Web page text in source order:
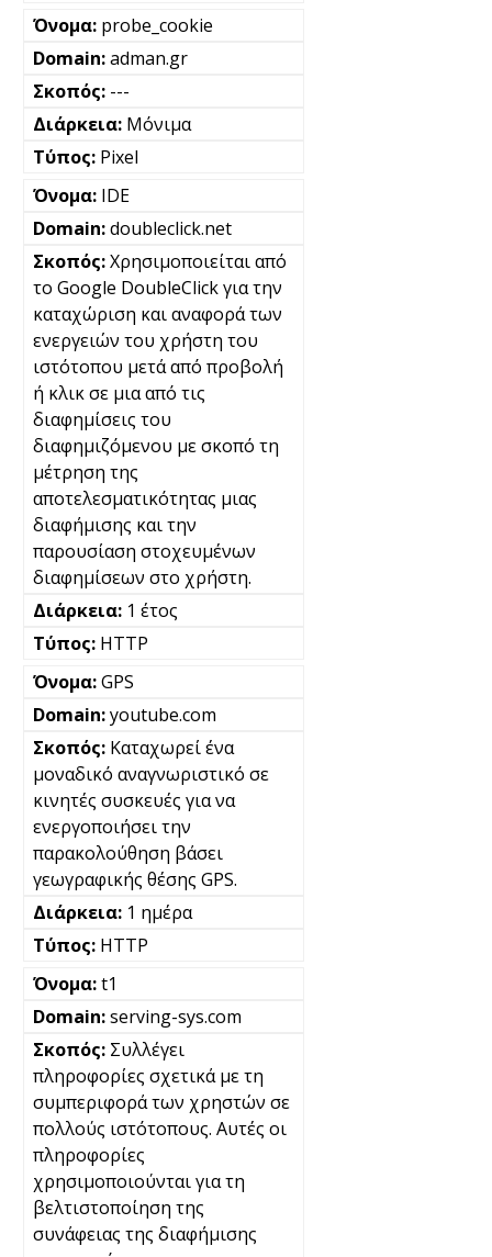
probe_cookie
adman.gr
---
Μόνιμα
Pixel
IDE
doubleclick.net
Χρησιμοποιείται από
το Google DoubleClick για την
καταχώριση και αναφορά των
ενεργειών του χρήστη του
ιστότοπου μετά από προβολή
ή κλικ σε μια από τις
διαφημίσεις του
διαφημιζόμενου με σκοπό τη
μέτρηση της
αποτελεσματικότητας μιας
διαφήμισης και την
παρουσίαση στοχευμένων
διαφημίσεων στο χρήστη.
1 έτος
HTTP
GPS
youtube.com
Καταχωρεί ένα
μοναδικό αναγνωριστικό σε
κινητές συσκευές για να
ενεργοποιήσει την
παρακολούθηση βάσει
γεωγραφικής θέσης GPS.
1 ημέρα
HTTP
t1
serving-sys.com
Συλλέγει
πληροφορίες σχετικά με τη
συμπεριφορά των χρηστών σε
πολλούς ιστότοπους. Αυτές οι
πληροφορίες
χρησιμοποιούνται για τη
βελτιστοποίηση της
συνάφειας της διαφήμισης